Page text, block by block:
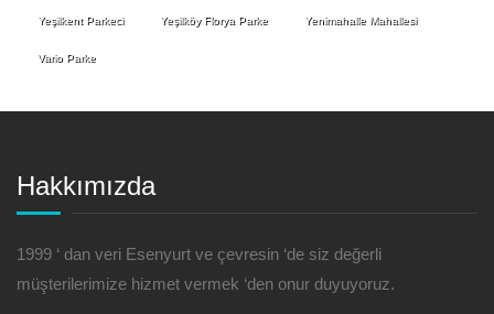
Yeşilkent Parkeci Yeşilköy Florya Parke Yenimahalle Mahallesi
Vario Parke
Hakkımızda
1999 ‘ dan veri Esenyurt ve çevresin ‘de siz değerli
müşterilerimize hizmet vermek ‘den onur duyuyoruz.